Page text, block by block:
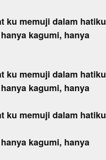
ku memuji dalam hatiku
kagumi, hanya
ku memuji dalam hatiku
kagumi, hanya
ku memuji dalam hatiku
kagumi, hanya